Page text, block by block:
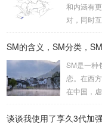
和内涵有
对，同时
头枕女方
考验了男
一姿势的
激，同时
SM的含义，SM分类，
SM是一种
恋。在西
在中国，
英文简写
谈谈我使用了享久3代加